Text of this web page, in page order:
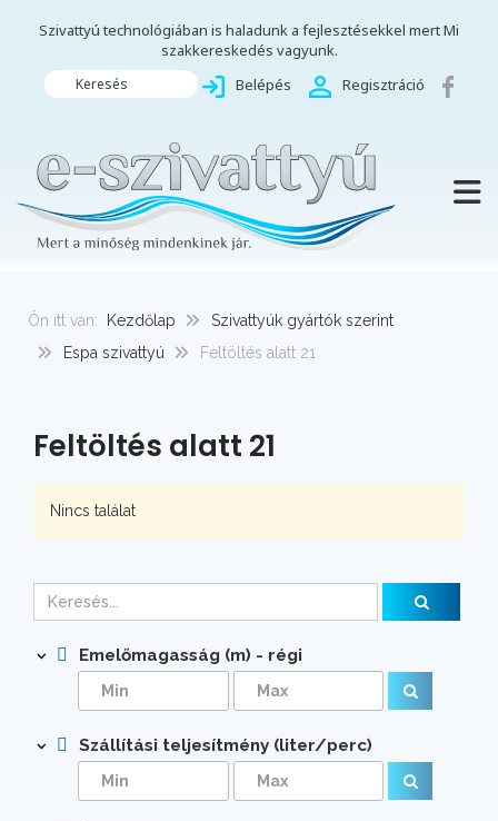
Szivattyú technológiában is haladunk a fejlesztésekkel mert Mi
szakkereskedés vagyunk.
Keresés Belépés Regisztráció
Ön itt van: Kezdőlap
Szivattyúk gyártók szerint
Espa szivattyú
Feltöltés alatt 21
Feltöltés alatt 21
Nincs találat
Emelőmagasság (m) - régi
Szállítási teljesítmény (liter/perc)